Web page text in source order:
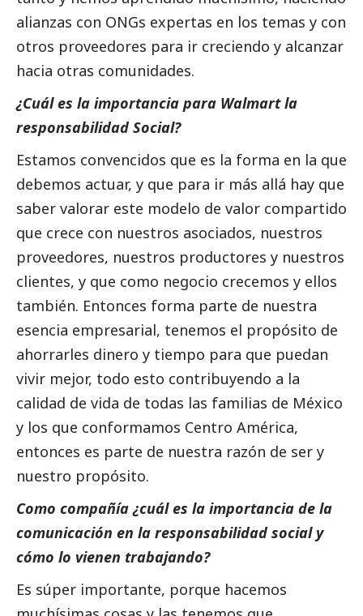
alianzas con ONGs expertas en los temas y con
otros proveedores para ir creciendo y alcanzar
hacia otras comunidades.
¿Cuál es la importancia para Walmart la
responsabilidad Social?
Estamos convencidos que es la forma en la que
debemos actuar, y que para ir más allá hay que
saber valorar este modelo de valor compartido
que crece con nuestros asociados, nuestros
proveedores, nuestros productores y nuestros
clientes, y que como negocio crecemos y ellos
también. Entonces forma parte de nuestra
esencia empresarial, tenemos el propósito de
ahorrarles dinero y tiempo para que puedan
vivir mejor, todo esto contribuyendo a la
calidad de vida de todas las familias de México
y los que conformamos Centro América,
entonces es parte de nuestra razón de ser y
nuestro propósito.
Como compañía ¿cuál es la importancia de la
comunicación en la responsabilidad socialy
cómo lo vienen trabajando?
Es súper importante, porque hacemos